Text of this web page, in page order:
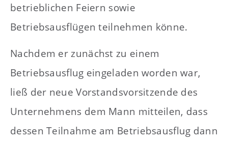
betrieblichen Feiern sowie
Betriebsausflügen teilnehmen könne.
Nachdem er zunächst zu einem
Betriebsausflug eingeladen worden war,
ließ der neue Vorstandsvorsitzende des
Unternehmens dem Mann mitteilen, dass
dessen Teilnahme am Betriebsausflug dann